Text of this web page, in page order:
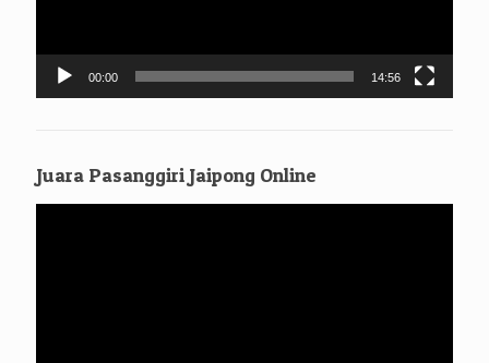
00:00 14:56
Juara Pasanggiri Jaipong Online